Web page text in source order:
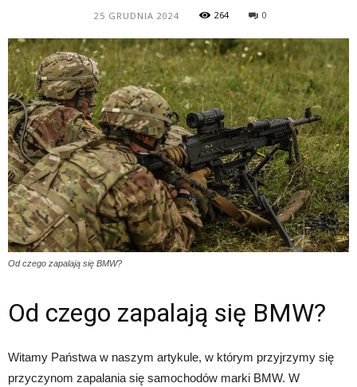
25 GRUDNIA 2024 264 0
Od czego zapalają się BMW?
Od czego zapalają się BMW?
Witamy Państwa w naszym artykule, w którym przyjrzymy się
przyczynom zapalania się samochodów marki BMW. W